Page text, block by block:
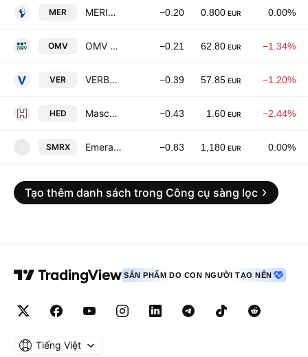
MER MERIDIANA Capital Markets SE −0.20 0.800 EUR 0.00%
OMV OMV AG −0.21 62.80 EUR −1.34%
VER VERBUND AG Class A −0.39 57.85 EUR −1.20%
HED Maschinenfabrik HEID Aktiengesellschaft −0.43 1.60 EUR −2.44%
SMRX Emerald Horizon AG −0.83 1,180 EUR 0.00%
Tạo thêm danh sách trong Công cụ sàng lọc
SẢN PHẨM DO CON NGƯỜI TẠO NÊN
Tiếng Việt